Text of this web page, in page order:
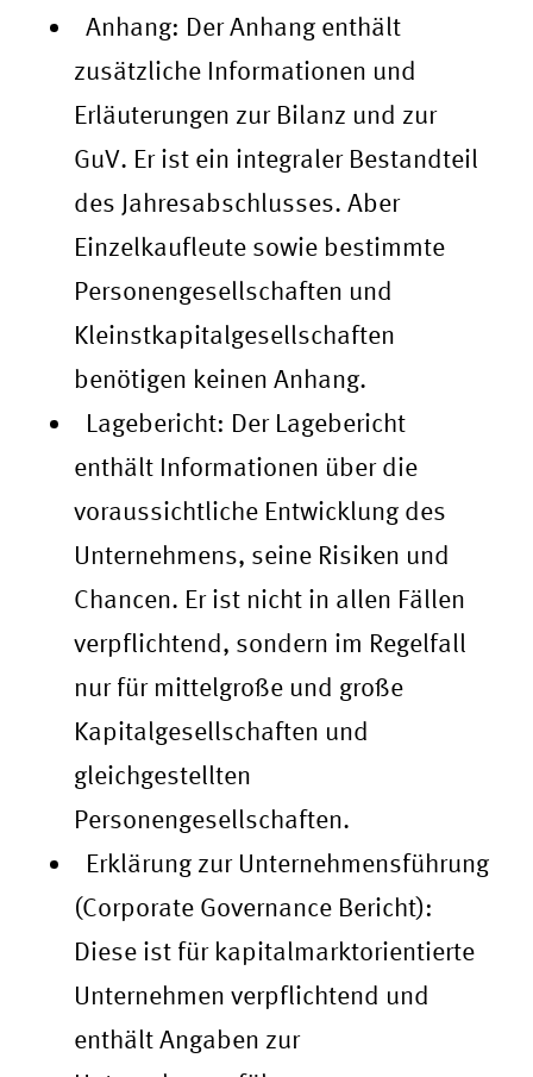
Anhang: Der Anhang enthält
zusätzliche Informationen und
Erläuterungen zur Bilanz und zur
GuV. Er ist ein integraler Bestandteil
des Jahresabschlusses. Aber
Einzelkaufleute sowie bestimmte
Personengesellschaften und
Kleinstkapitalgesellschaften
benötigen keinen Anhang.
Lagebericht: Der Lagebericht
enthält Informationen über die
voraussichtliche Entwicklung des
Unternehmens, seine Risiken und
Chancen. Er ist nicht in allen Fällen
verpflichtend, sondern im Regelfall
nur für mittelgroße und große
Kapitalgesellschaften und
gleichgestellten
Personengesellschaften.
Erklärung zur Unternehmensführung
(Corporate Governance Bericht):
Diese ist für kapitalmarktorientierte
Unternehmen verpflichtend und
enthält Angaben zur